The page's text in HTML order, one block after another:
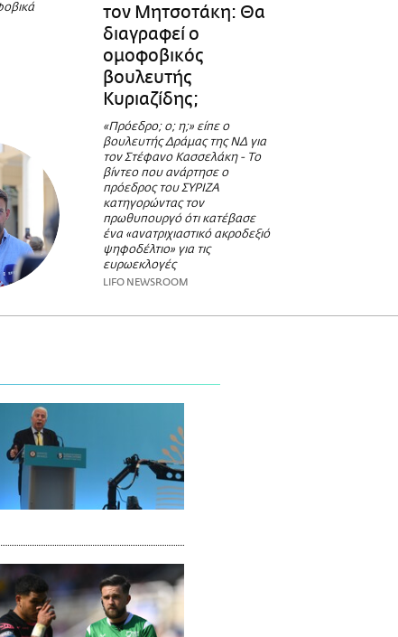
τον Μητσοτάκη: Θα
διαγραφεί ο
ομοφοβικός
βουλευτής
Κυριαζίδης;
«Πρόεδρο; ο; η;» είπε ο
βουλευτής Δράμας της ΝΔ για
τον Στέφανο Κασσελάκη - Το
βίντεο που ανάρτησε ο
πρόεδρος του ΣΥΡΙΖΑ
κατηγορώντας τον
πρωθυπουργό ότι κατέβασε
ένα «ανατριχιαστικό ακροδεξιό
ψηφοδέλτιο» για τις
ευρωεκλογές
LIFO NEWSROOM